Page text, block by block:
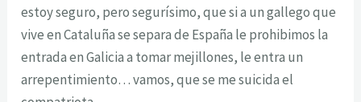
estoy seguro, pero segurísimo, que si a un gallego que
vive en Cataluña se separa de España le prohibimos la
entrada en Galicia a tomar mejillones, le entra un
arrepentimiento… vamos, que se me suicida el